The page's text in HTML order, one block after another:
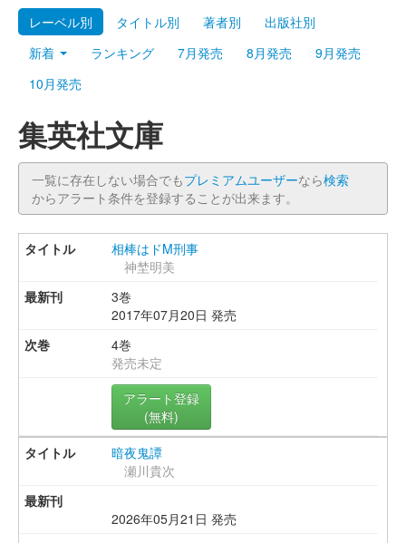
Myシェルフ
プレミアム
レーベル別 タイトル別 著者別
出版社別
新着
ランキング 7月発売 8月発売
9月発売
10月発売
集英社文庫
一覧に存在しない場合でもプレミアムユーザーなら検索
からアラート条件を登録することが出来ます。
相棒はドM刑事
神埜明美
3巻
2017年07月20日 発売
4巻
発売未定
アラート登録
(無料)
暗夜鬼譚
瀬川貴次
2026年05月21日 発売